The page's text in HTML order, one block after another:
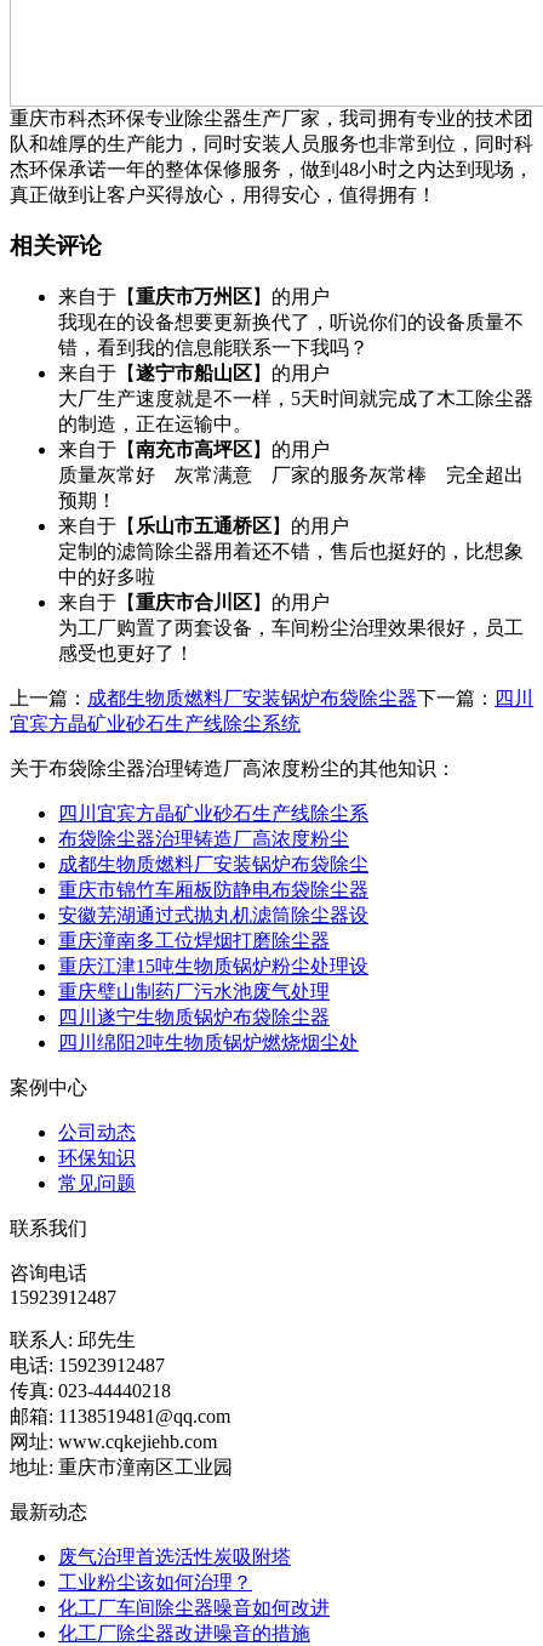
重庆市科杰环保专业除尘器生产厂家，我司拥有专业的技术团
队和雄厚的生产能力，同时安装人员服务也非常到位，同时科
杰环保承诺一年的整体保修服务，做到48小时之内达到现场，
真正做到让客户买得放心，用得安心，值得拥有！
相关评论
来自于【重庆市万州区】的用户
我现在的设备想要更新换代了，听说你们的设备质量不
错，看到我的信息能联系一下我吗？
来自于【遂宁市船山区】的用户
大厂生产速度就是不一样，5天时间就完成了木工除尘器
的制造，正在运输中。
来自于【南充市高坪区】的用户
质量灰常好 灰常满意 厂家的服务灰常棒 完全超出
预期！
来自于【 乐山市五通桥区】的用户
定制的滤筒除尘器用着还不错，售后也挺好的，比想象
中的好多啦
来自于【重庆市合川区】的用户
为工厂购置了两套设备，车间粉尘治理效果很好，员工
感受也更好了！
上一篇： 成都生物质燃料厂安装锅炉布袋除尘器下一篇： 四川
宜宾方晶矿业砂石生产线除尘系统
关于布袋除尘器治理铸造厂高浓度粉尘的其他知识：
四川宜宾方晶矿业砂石生产线除尘系
布袋除尘器治理铸造厂高浓度粉尘
成都生物质燃料厂安装锅炉布袋除尘
重庆市锦竹车厢板防静电布袋除尘器
安徽芜湖通过式抛丸机滤筒除尘器设
重庆潼南多工位焊烟打磨除尘器
重庆江津15吨生物质锅炉粉尘处理设
重庆璧山制药厂污水池废气处理
四川遂宁生物质锅炉布袋除尘器
四川绵阳2吨生物质锅炉燃烧烟尘处
案例中心
公司动态
环保知识
常见问题
联系我们
咨询电话
15923912487
联系人: 邱先生
电话: 15923912487
传真: 023-44440218
邮箱: 1138519481@qq.com
网址: www.cqkejiehb.com
地址: 重庆市潼南区工业园
最新动态
废气治理首选活性炭吸附塔
工业粉尘该如何治理？
化工厂车间除尘器噪音如何改进
化工厂除尘器改进噪音的措施